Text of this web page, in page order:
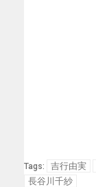
Tags: 吉行由実
長谷川千紗